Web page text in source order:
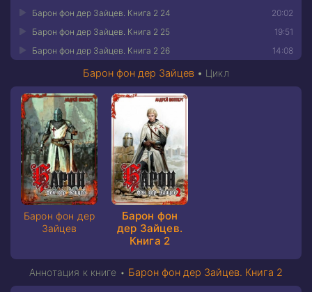
20:02
Барон фон дер Зайцев. Книга 2 24
19:51
Барон фон дер Зайцев. Книга 2 25
14:08
Барон фон дер Зайцев. Книга 2 26
Барон фон дер Зайцев • Цикл
Барон фон дер
Зайцев
Барон фон
дер Зайцев.
Книга 2
Аннотация к книге • Барон фон дер Зайцев. Книга 2